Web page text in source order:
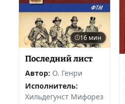
16 мин
Последний лист
Автор: О. Генри
Исполнитель:
Хильдегунст Мифорез